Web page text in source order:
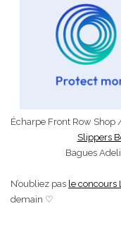
Écharpe Front Row Shop
Slippers
Bagues
N’oubliez pas le concours
demain ♡